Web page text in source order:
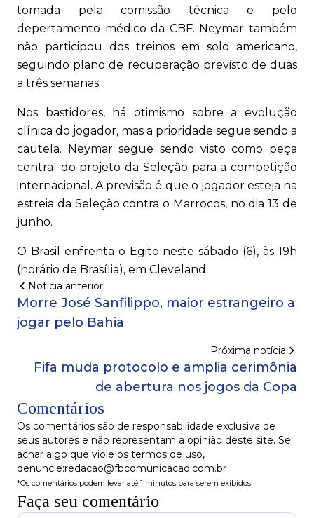
tomada pela comissão técnica e pelo
depertamento médico da CBF. Neymar também
não participou dos treinos em solo americano,
seguindo plano de recuperação previsto de duas
a três semanas.
Nos bastidores, há otimismo sobre a evolução
clínica do jogador, mas a prioridade segue sendo a
cautela. Neymar segue sendo visto como peça
central do projeto da Seleção para a competição
internacional. A previsão é que o jogador esteja na
estreia da Seleção contra o Marrocos, no dia 13 de
junho.
O Brasil enfrenta o Egito neste sábado (6), às 19h
(horário de Brasília), em Cleveland.
Notícia anterior
Morre José Sanfilippo, maior estrangeiro a
jogar pelo Bahia
Próxima notícia
Fifa muda protocolo e amplia cerimônia
de abertura nos jogos da Copa
Comentários
Os comentários são de responsabilidade exclusiva de
seus autores e não representam a opinião deste site. Se
achar algo que viole os termos de uso,
denuncie:redacao@fbcomunicacao.com.br
*Os comentários podem levar até 1 minutos para serem exibidos
Faça seu comentário